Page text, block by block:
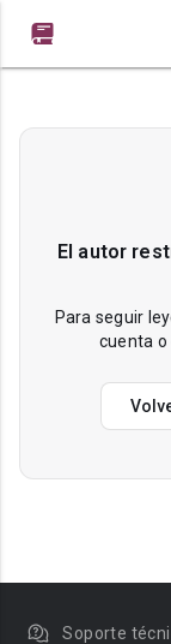
El autor
Para seguir
cuenta o
Soporte